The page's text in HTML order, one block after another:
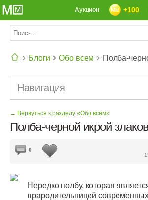
СЕГОДНЯ: 39142 РЕЦЕПТА
+100
Аукцион
Блоги Обо всем Полба-
Навигация
← Вернуться к разделу «Обо всем»
Полба-черной икрой злаков
0
Нередко полбу, которая
прародительницей